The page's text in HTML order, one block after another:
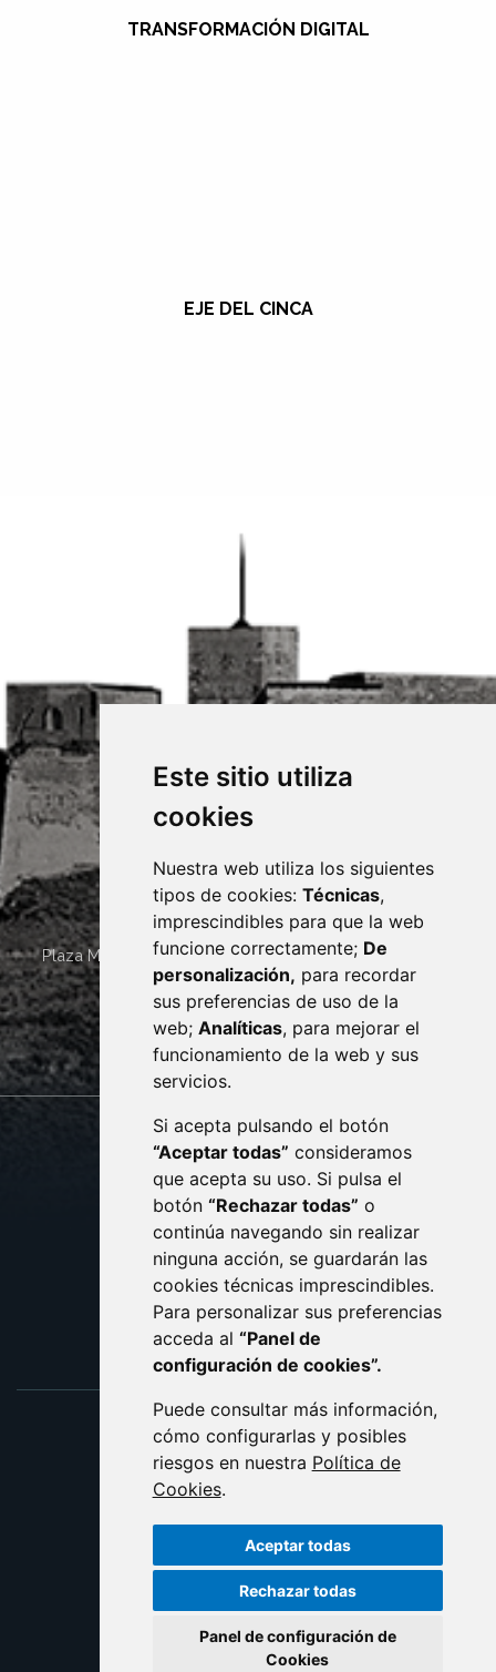
Este sitio utiliza
cookies
Nuestra web utiliza los siguientes
tipos de cookies: Técnicas,
imprescindibles para que la web
funcione correctamente; De
personalización, para recordar
sus preferencias de uso de la
web; Analíticas, para mejorar el
funcionamiento de la web y sus
servicios.
Si acepta pulsando el botón
“Aceptar todas” consideramos
que acepta su uso. Si pulsa el
botón “Rechazar todas” o
continúa navegando sin realizar
ninguna acción, se guardarán las
cookies técnicas imprescindibles.
Para personalizar sus preferencias
acceda al “Panel de
configuración de cookies”.
Puede consultar más información,
cómo configurarlas y posibles
riesgos en nuestra Política de
Cookies.
Aceptar todas
Rechazar todas
Panel de configuración de
Cookies
TRANSFORMACIÓN DIGITAL
EJE DEL CINCA
Plaza Mayor 4 22400 MONZÓN - ARAGÓN (ESPAÑA)
· (34) 974 400 700 ·
sac@monzon.es
monzon.es
CONTACTO
AVISO LEGAL
PROTECCIÓN DE DATOS
POLÍTICA DE COOKIES
ACCESIBILIDAD
ENLACE EXTERNO AL